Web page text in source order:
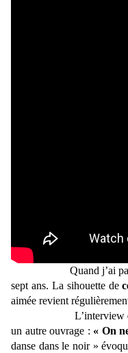
Quand j’ai
sept ans. La sihouette de
aimée revient
L’interview
un autre ouvrage : « On
danse dans le noir »